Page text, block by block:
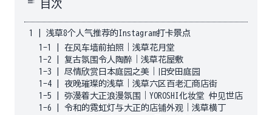
目次
1
浅草8个人气推荐的Instagram打卡景点
1-1
在风车墙前拍照｜浅草花月堂
1-2
复古氛围令人陶醉｜浅草花屋敷
1-3
尽情欣赏日本庭园之美｜旧安田庭园
1-4
夜晚璀璨的浅草｜浅草六区百老汇商店街
1-5
弥漫着大正浪漫氛围｜YOROSHI化妆堂 仲见世店
1-6
令和的霓虹灯与大正的店铺外观｜浅草横丁